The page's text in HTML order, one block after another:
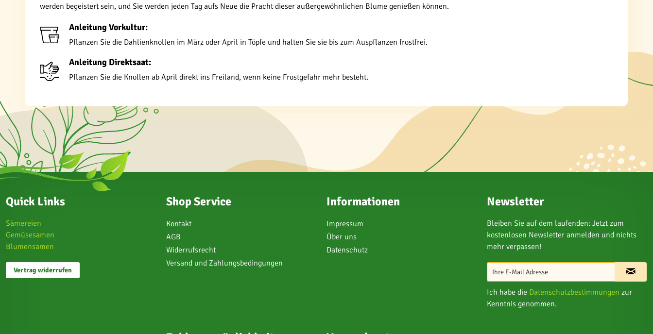
werden begeistert sein, und Sie werden jeden Tag aufs Neue die Pracht dieser außergewöhnlichen Blume genießen können.
Anleitung Vorkultur:
Pflanzen Sie die Dahlienknollen im März oder April in Töpfe und halten Sie sie bis zum Auspflanzen frostfrei.
Anleitung Direktsaat:
Pflanzen Sie die Knollen ab April direkt ins Freiland, wenn keine Frostgefahr mehr besteht.
Quick Links
Sämereien
Gemüsesamen
Blumensamen
Vertrag widerrufen
Shop Service
Kontakt
AGB
Widerrufsrecht
Versand und Zahlungsbedingungen
Informationen
Impressum
Über uns
Datenschutz
Newsletter
Bleiben Sie auf dem laufenden: Jetzt zum
kostenlosen Newsletter anmelden und nichts
mehr verpassen!
Ich habe die Datenschutzbestimmungen zur
Kenntnis genommen.